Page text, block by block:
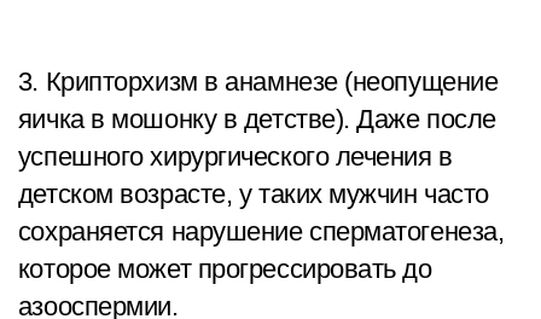
3. Крипторхизм в анамнезе (неопущение
яичка в мошонку в детстве). Даже после
успешного хирургического лечения в
детском возрасте, у таких мужчин часто
сохраняется нарушение сперматогенеза,
которое может прогрессировать до
азооспермии.